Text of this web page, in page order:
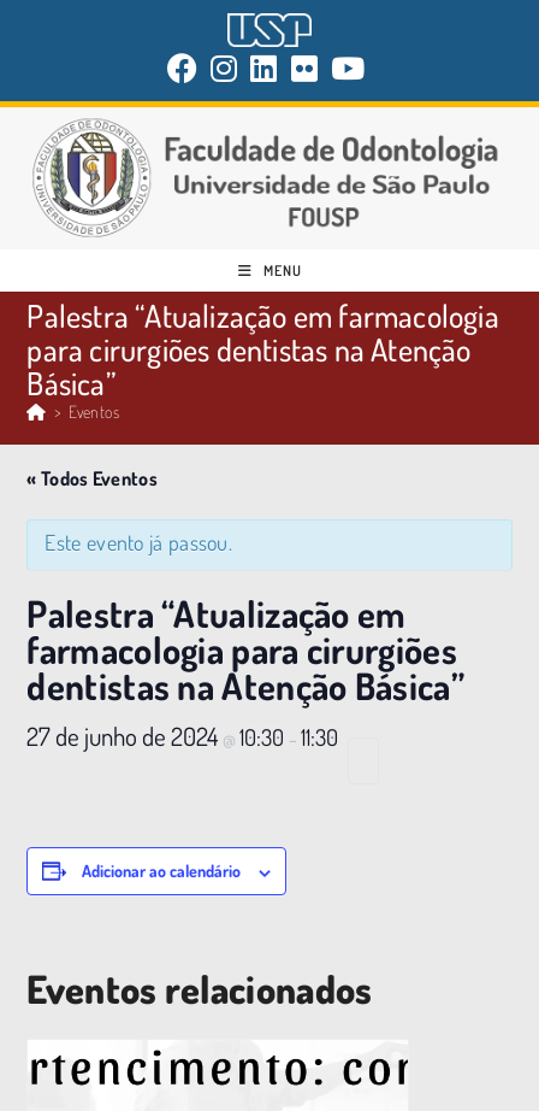
MENU
Palestra “Atualização em farmacologia
para cirurgiões dentistas na Atenção
Básica”
> Eventos
« Todos Eventos
Este evento já passou.
Palestra “Atualização em
farmacologia para cirurgiões
dentistas na Atenção Básica”
27 de junho de 2024 @10:30 –11:30
Adicionar ao calendário
Eventos relacionados